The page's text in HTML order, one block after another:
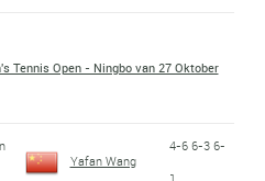
Tennis Open - Ningbo van 27 Oktober
Yafan Wang
4-6 6-3 6-